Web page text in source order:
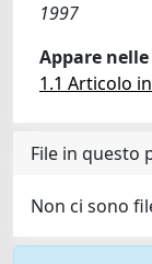
1997
Appare
1.1 Articolo
File in questo
Non ci sono